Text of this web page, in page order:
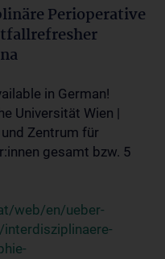
Perioperative
in German!
Universität Wien |
Zentrum für
gesamt bzw. 5
web/en/ueber-